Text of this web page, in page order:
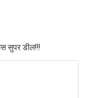
सुपर डील!!!